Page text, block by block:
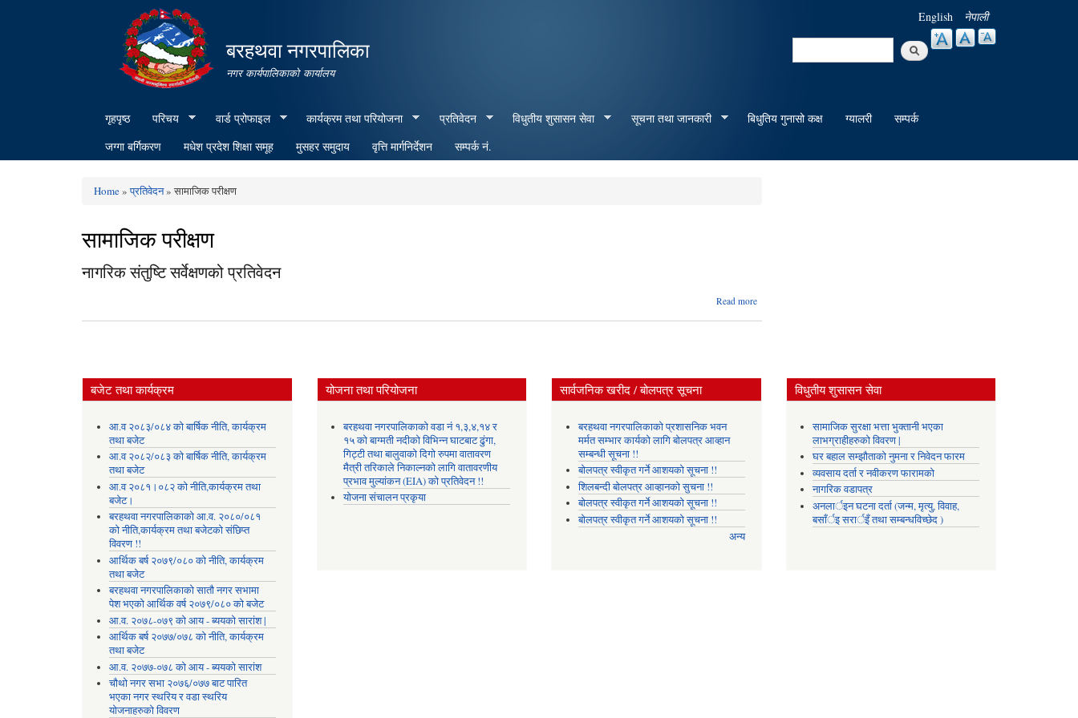
बरहथवा नगरपालिका
नगर कार्यपालिकाको कार्यालय
English नेपाली
Search
गृहपृष्ठ परिचय वार्ड प्रोफाइल कार्यक्रम तथा परियोजना प्रतिवेदन विधुतीय शुसासन सेवा सूचना तथा जानकारी बिधुतिय गुनासो कक्ष ग्यालरी
सम्पर्क
जग्गा बर्गिकरण
मधेश प्रदेश शिक्षा समूह मुसहर समुदाय वृत्ति मार्गनिर्देशन सम्पर्क नं.
You are here
Home»प्रतिवेदन» सामाजिक परीक्षण
सामाजिक परीक्षण
नागरिक संतुष्टि सर्वेक्षणको प्रतिवेदन
Read more
बजेट तथा कार्यक्रम
आ.व २०८३/०८४ को बार्षिक नीति, कार्यक्रम
तथा बजेट
आ.व २०८२/०८३ को बार्षिक नीति, कार्यक्रम
तथा बजेट
आ.व २०८१।०८२ को नीति,कार्यक्रम तथा
बजेट।
बरहथवा नगरपालिकाको आ.व. २०८०/०८१
को नीति,कार्यक्रम तथा बजेटको संछिप्त
विवरण !!
आर्थिक बर्ष २०७९/०८० को नीति, कार्यक्रम
तथा बजेट
बरहथवा नगरपालिकाको सातौ नगर सभामा
पेश भएको आर्थिक वर्ष २०७९/०८० को बजेट
आ.व. २०७८-०७९ को आय - ब्ययको सारांश |
आर्थिक बर्ष २०७७/०७८ को नीति, कार्यक्रम
तथा बजेट
आ.व. २०७७-०७८ को आय - ब्ययको सारांश
चौथो नगर सभा २०७६/०७७ बाट पारित
भएका नगर स्थरिय र वडा स्थरिय
योजनाहरुको विवरण
योजना तथा परियोजना
बरहथवा नगरपालिकाको वडा नं १,३,४,१४ र
१५ को बाग्मती नदीको विभिन्न घाटबाट ढुंगा,
गिट्टी तथा बालुवाको दिगो रुपमा वातावरण
मैत्री तरिकाले निकाल्नको लागि वातावरणीय
प्रभाव मुल्यांकन (EIA) को प्रतिवेदन !!
योजना संचालन प्रकृया
सार्वजनिक खरीद / बोलपत्र सूचना
बरहथवा नगरपालिकाको प्रशासनिक भवन
मर्मत सम्भार कार्यको लागि बोलपत्र आव्हान
सम्बन्धी सूचना !!
बोलपत्र स्वीकृत गर्ने आशयको सूचना !!
शिलबन्दी बोलपत्र आव्हानको सुचना !!
बोलपत्र स्वीकृत गर्ने आशयको सूचना !!
बोलपत्र स्वीकृत गर्ने आशयको सूचना !!
अन्य
विधुतीय शुसासन सेवा
सामाजिक सुरक्षा भत्ता भुक्तानी भएका
लाभग्राहीहरुको विवरण |
घर बहाल सम्झौताको नुमना र निवेदन फारम
व्यवसाय दर्ता र नवीकरण फारामको
नागरिक वडापत्र
अनलार्इन घटना दर्ता (जन्म, मृत्यु, विवाह,
बसाँर्इ सरार्इँ तथा सम्बन्धविच्छेद )